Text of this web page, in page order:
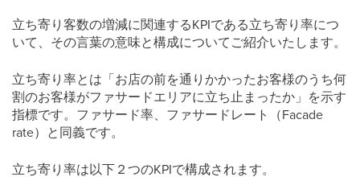
立ち寄り客数の増減に関連するKPIである立ち寄り率につ
いて、その言葉の意味と構成についてご紹介いたします。
立ち寄り率とは「お店の前を通りかかったお客様のうち何
割のお客様がファサードエリアに立ち止まったか」を示す
指標です。ファサード率、ファサードレート（Facade
rate）と同義です。
立ち寄り率は以下２つのKPIで構成されます。